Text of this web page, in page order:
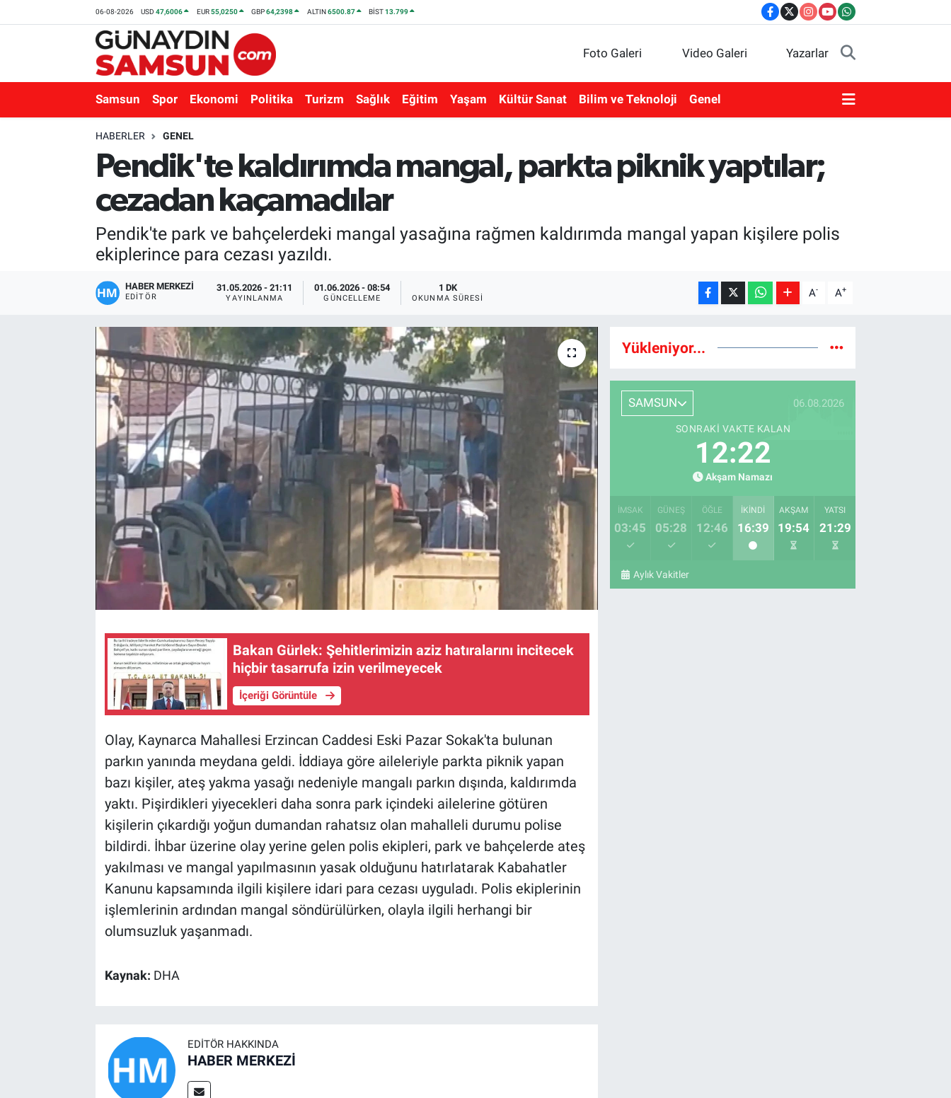
06-08-2026 USD47,6006 EUR55,0250 GBP64,2398 ALTIN6500.87 BİST13.799
Foto Galeri Video Galeri Yazarlar
Samsun Spor Ekonomi Politika Turizm Sağlık Eğitim Yaşam Kültür Sanat Bilim ve Teknoloji Genel
HABERLER GENEL
Pendik'te kaldırımda mangal, parkta piknik yaptılar;
cezadan kaçamadılar
Pendik'te park ve bahçelerdeki mangal yasağına rağmen kaldırımda mangal yapan kişilere polis
ekiplerince para cezası yazıldı.
HABER MERKEZİ
EDITÖR
31.05.2026 - 21:11
YAYINLANMA
01.06.2026 - 08:54
GÜNCELLEME
1 DK
OKUNMA SÜRESI A- A+
Bakan Gürlek: Şehitlerimizin aziz hatıralarını incitecek
hiçbir tasarrufa izin verilmeyecek
İçeriği Görüntüle
Olay, Kaynarca Mahallesi Erzincan Caddesi Eski Pazar Sokak'ta bulunan
parkın yanında meydana geldi. İddiaya göre aileleriyle parkta piknik yapan
bazı kişiler, ateş yakma yasağı nedeniyle mangalı parkın dışında, kaldırımda
yaktı. Pişirdikleri yiyecekleri daha sonra park içindeki ailelerine götüren
kişilerin çıkardığı yoğun dumandan rahatsız olan mahalleli durumu polise
bildirdi. İhbar üzerine olay yerine gelen polis ekipleri, park ve bahçelerde ateş
yakılması ve mangal yapılmasının yasak olduğunu hatırlatarak Kabahatler
Kanunu kapsamında ilgili kişilere idari para cezası uyguladı. Polis ekiplerinin
işlemlerinin ardından mangal söndürülürken, olayla ilgili herhangi bir
olumsuzluk yaşanmadı.
Kaynak: DHA
EDITÖR HAKKINDA
HABER MERKEZİ
Yükleniyor...
SAMSUN 06.08.2026
SONRAKI VAKTE KALAN
12:22
Akşam Namazı
İMSAK
03:45
GÜNEŞ
05:28
ÖĞLE
12:46
İKINDI
16:39
AKŞAM
19:54
YATSI
21:29
Aylık Vakitler
Kültür Sanat
Bilim ve Teknoloji
Nöbetçi Eczaneler
Süper Lig Puan Durumu ve Fikstür
Tüm Manşetler
Son Dakika Haberleri